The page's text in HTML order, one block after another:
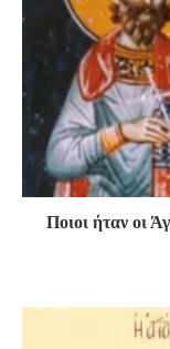
Ποιοι ήταν οι